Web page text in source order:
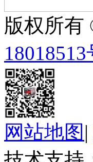
版权所有
18018513
网站地图 |